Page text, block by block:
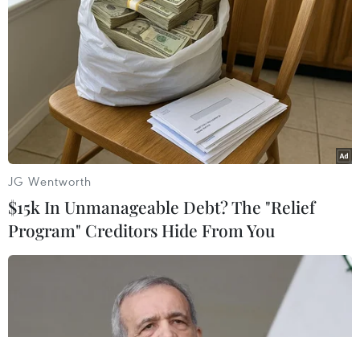
Gazprom vẫn tăng lượng khí đốt vận
chuyển tới châu Âu qua Ukraine
Lượng khí đốt mà tập đoàn này vận chuyển tới châu Âu
thông qua Ukraine qua cửa khẩu Sudzha hiện ở mức
44,1 triệu m3, tăng so với mức 43,96 triệu m3 vào 28/5.
JG Wentworth
$15k In Unmanageable Debt? The "Relief
Program" Creditors Hide From You